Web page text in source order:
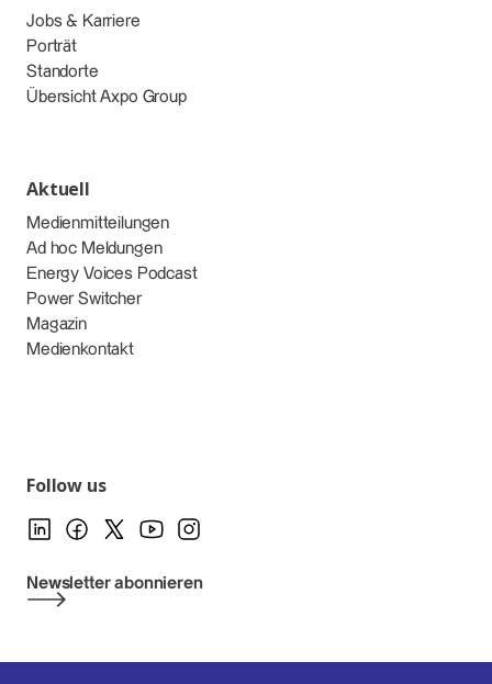
Jobs & Karriere
Porträt
Standorte
Übersicht Axpo Group
Aktuell
Medienmitteilungen
Ad hoc Meldungen
Energy Voices Podcast
Power Switcher
Magazin
Medienkontakt
Follow us
Newsletter abonnieren